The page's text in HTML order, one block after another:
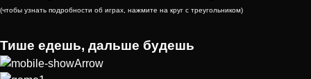
(чтобы узнать подробности об играх, нажмите на круг с треугольником)
Тише едешь, дальше будешь